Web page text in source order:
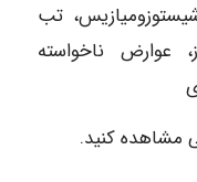
تب
عوارض ناخواسته
مشاهده کنید.